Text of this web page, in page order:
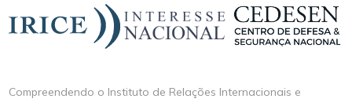
Compreendendo o Instituto de Relações Internacionais e